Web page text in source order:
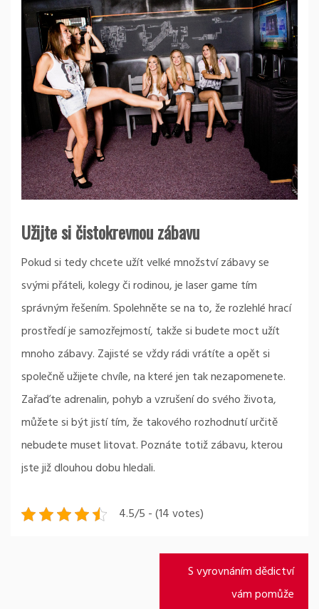
Užijte si čistokrevnou zábavu
Pokud si tedy chcete užít velké množství zábavy se
svými přáteli, kolegy či rodinou, je laser game tím
správným řešením. Spolehněte se na to, že rozlehlé hrací
prostředí je samozřejmostí, takže si budete moct užít
mnoho zábavy. Zajisté se vždy rádi vrátíte a opět si
společně užijete chvíle, na které jen tak nezapomenete.
Zařaďte adrenalin, pohyb a vzrušení do svého života,
můžete si být jistí tím, že takového rozhodnutí určitě
nebudete muset litovat. Poznáte totiž zábavu, kterou
jste již dlouhou dobu hledali.
4.5/5 - (14 votes)
S vyrovnáním dědictví
vám pomůže